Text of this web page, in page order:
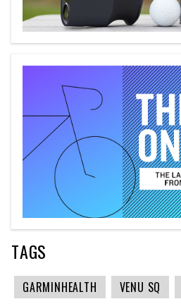
TAGS
GARMINHEALTH VENU SQ